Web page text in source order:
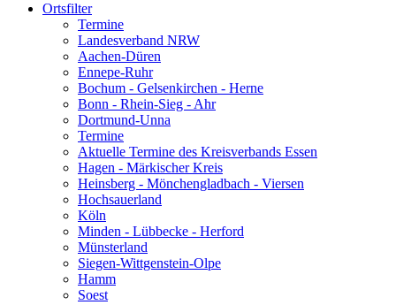
Ortsfilter
Termine
Landesverband NRW
Aachen-Düren
Ennepe-Ruhr
Bochum - Gelsenkirchen - Herne
Bonn - Rhein-Sieg - Ahr
Dortmund-Unna
Termine
Aktuelle Termine des Kreisverbands Essen
Hagen - Märkischer Kreis
Heinsberg - Mönchengladbach - Viersen
Hochsauerland
Köln
Minden - Lübbecke - Herford
Münsterland
Siegen-Wittgenstein-Olpe
Hamm
Soest